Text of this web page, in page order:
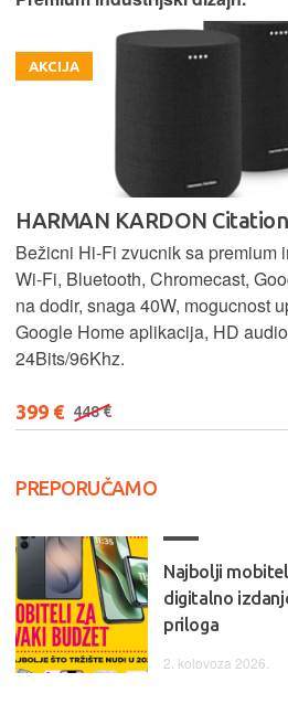
AKCIJA
HARMAN KARDON
Bežicni Hi-Fi zvucnik sa premium
Wi-Fi, Bluetooth, Chromecast,
na dodir, snaga 40W, mogucnost
Google Home aplikacija, HD
24Bits/96Khz.
399 € 448 €
PREPORUČAMO
Najbolji
digitalno
priloga
2. kolovoza 2026.